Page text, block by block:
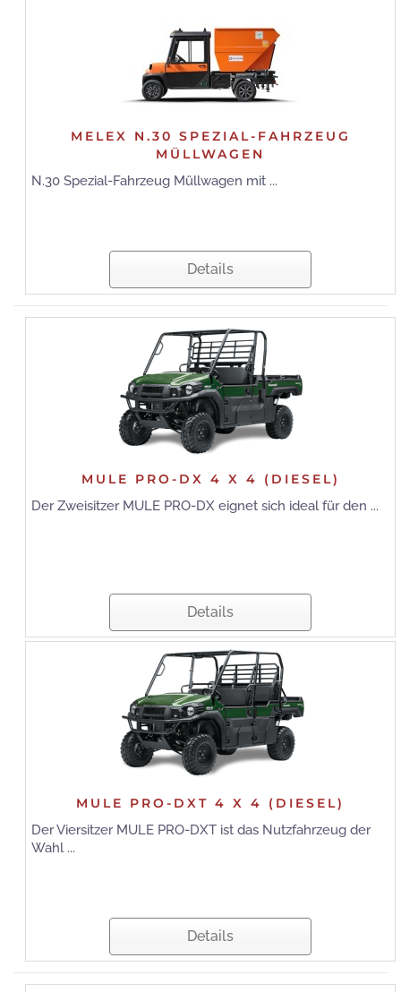
MELEX N.30 SPEZIAL-FAHRZEUG
MÜLLWAGEN
N.30 Spezial-Fahrzeug Müllwagen mit ...
Details
MULE PRO-DX 4 X 4 (DIESEL)
Der Zweisitzer MULE PRO-DX eignet sich ideal für den ...
Details
MULE PRO-DXT 4 X 4 (DIESEL)
Der Viersitzer MULE PRO-DXT ist das Nutzfahrzeug der
Wahl ...
Details